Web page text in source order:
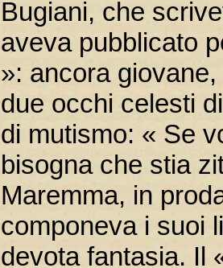
Bugiani, che
aveva pubblicato
»: ancora
due occhi celesti
di mutismo: « Se
bisogna che stia
Maremma, in
componeva i suoi
devota fantasia. Il